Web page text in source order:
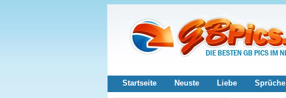
Startseite Neuste Liebe Sprüche